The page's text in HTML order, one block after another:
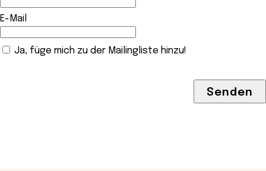
E-Mail
Ja, füge mich zu der Mailingliste hinzu!